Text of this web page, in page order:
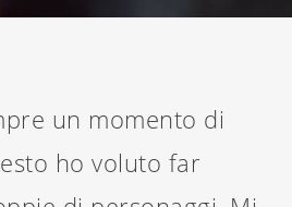
un momento di
ho voluto far